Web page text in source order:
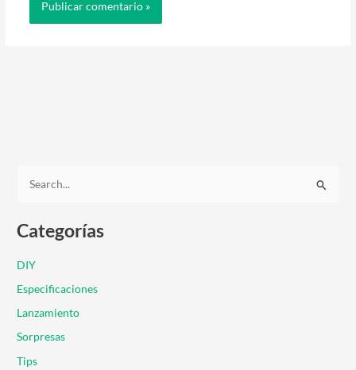
s
a
r
p
o
r
Categorías
DIY
Especificaciones
Lanzamiento
Sorpresas
Tips